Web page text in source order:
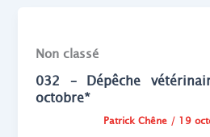
Non classé
032 – Dépêche
octobre*
Patrick Chêne/ 19